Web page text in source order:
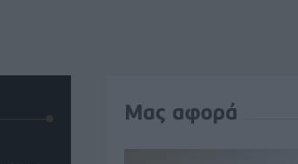
Μας αφορά